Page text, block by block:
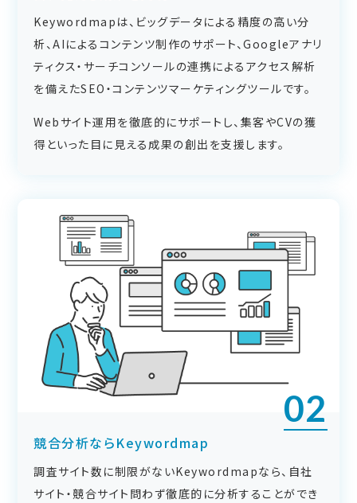
Keywordmapは、ビッグデータによる精度の高い分
析、AIによるコンテンツ制作のサポート、Googleアナリ
ティクス・サーチコンソールの連携によるアクセス解析
を備えたSEO・コンテンツマーケティングツールです。
Webサイト運用を徹底的にサポートし、集客やCVの獲
得といった目に見える成果の創出を支援します。
02
競合分析ならKeywordmap
調査サイト数に制限がないKeywordmapなら、自社
サイト・競合サイト問わず徹底的に分析することができ